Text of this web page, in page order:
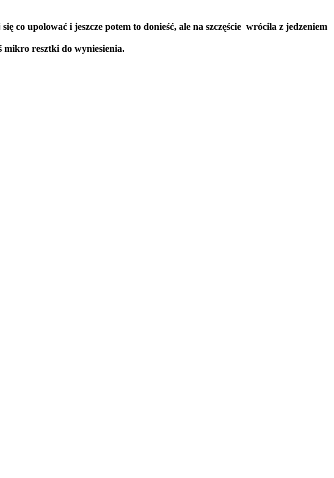
co upolować i jeszcze potem to donieść, ale na szczęście wróciła z jedzeniem
mikro resztki do wyniesienia.